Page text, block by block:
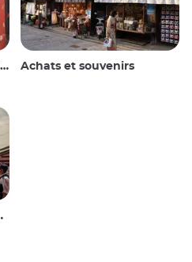
Achats et souvenirs